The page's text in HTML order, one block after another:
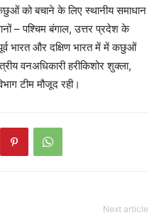
को बचाने के लिए स्थानीय समाधान
– पश्चिम बंगाल, उत्तर प्रदेश के
भारत और दक्षिण भारत में में कछुओं
वनअधिकारी हरीकिशोर शुक्ला,
टीम मौजूद रही।
Next article